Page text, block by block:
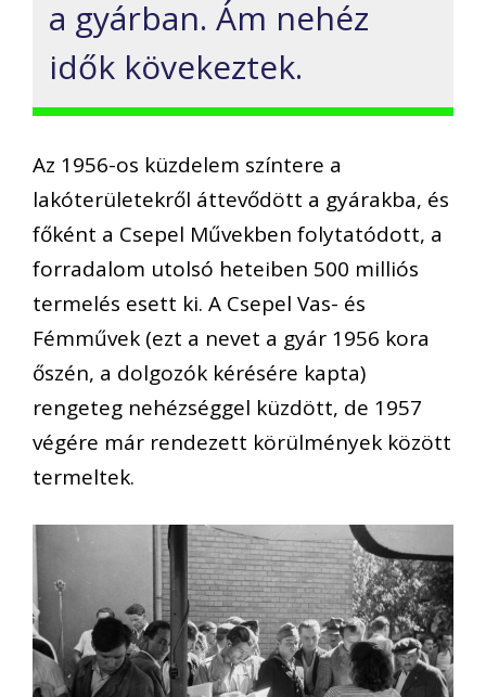
a gyárban. Ám nehéz
idők kövekeztek.
Az 1956-os küzdelem színtere a
lakóterületekről áttevődött a gyárakba, és
főként a Csepel Művekben folytatódott, a
forradalom utolsó heteiben 500 milliós
termelés esett ki. A Csepel Vas- és
Fémművek (ezt a nevet a gyár 1956 kora
őszén, a dolgozók kérésére kapta)
rengeteg nehézséggel küzdött, de 1957
végére már rendezett körülmények között
termeltek.